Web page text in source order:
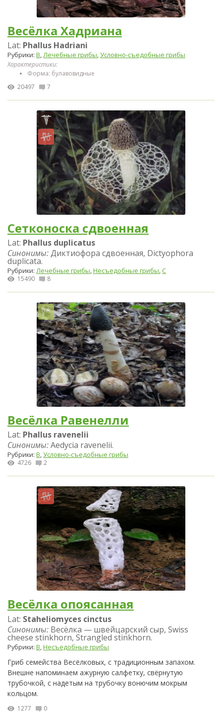
Весёлка Хадриана
Lat: Phallus Hadriani
Рубрики: В,Лечебные грибы,Условно-съедобные грибы
Характеристики:
Форма: булавовидные
20497
7
Сетконоска сдвоенная
Lat: Phallus duplicatus
Синонимы:Диктиофора сдвоенная, Dictyophora
duplicata.
Рубрики: Лечебные грибы,Несъедобные грибы, С
15490 8
Весёлка Равенелли
Lat: Phallus ravenelii
Синонимы:Aedycia ravenelii.
Рубрики: В,Условно-съедобные грибы
4726 2
Весёлка опоясанная
Lat: Staheliomyces cinctus
Синонимы: Весёлка — швейцарский сыр, Swiss
cheese stinkhorn, Strangled stinkhorn.
Рубрики: В,Несъедобные грибы
Гриб семейства Весёлковых, с традиционным запахом.
Внешне напоминаем ажурную салфетку, свёрнутую
трубочкой, с надетым на трубочку вонючим мокрым
кольцом.
1277 0